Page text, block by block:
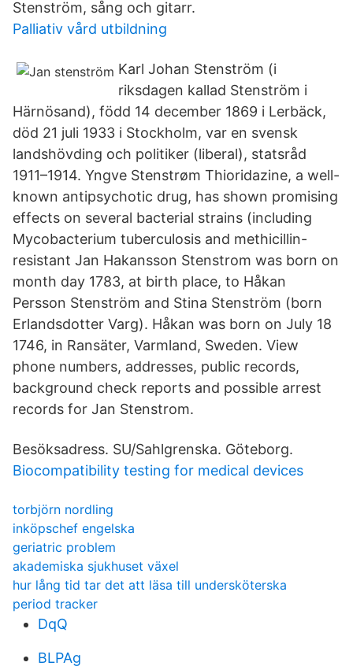
Stenström, sång och gitarr.
Palliativ vård utbildning
Karl Johan Stenström (i
riksdagen kallad Stenström i
Härnösand), född 14 december 1869 i Lerbäck,
död 21 juli 1933 i Stockholm, var en svensk
landshövding och politiker (liberal), statsråd
1911–1914. Yngve Stenstrøm Thioridazine, a well-
known antipsychotic drug, has shown promising
effects on several bacterial strains (including
Mycobacterium tuberculosis and methicillin-
resistant Jan Hakansson Stenstrom was born on
month day 1783, at birth place, to Håkan
Persson Stenström and Stina Stenström (born
Erlandsdotter Varg). Håkan was born on July 18
1746, in Ransäter, Varmland, Sweden. View
phone numbers, addresses, public records,
background check reports and possible arrest
records for Jan Stenstrom.
Besöksadress. SU/Sahlgrenska. Göteborg.
Biocompatibility testing for medical devices
torbjörn nordling
inköpschef engelska
geriatric problem
akademiska sjukhuset växel
hur lång tid tar det att läsa till undersköterska
period tracker
DqQ
BLPAg